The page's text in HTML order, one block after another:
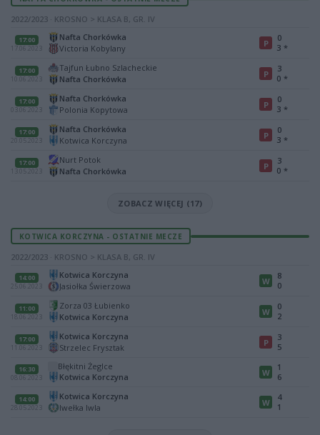
2022/2023 · KROSNO > KLASA B, GR. IV
17:00
17.06.2023
Nafta Chorkówka
Victoria Kobylany
P
0
3 *
17:00
10.06.2023
Tajfun Łubno Szlacheckie
Nafta Chorkówka
P
3
0 *
17:00
03.06.2023
Nafta Chorkówka
Polonia Kopytowa
P
0
3 *
17:00
20.05.2023
Nafta Chorkówka
Kotwica Korczyna
P
0
3 *
17:00
13.05.2023
Nurt Potok
Nafta Chorkówka
P
3
0 *
ZOBACZ WIĘCEJ (17)
KOTWICA KORCZYNA - OSTATNIE MECZE
2022/2023 · KROSNO > KLASA B, GR. IV
14:00
25.06.2023
Kotwica Korczyna
Jasiołka Świerzowa
W
8
0
11:00
18.06.2023
Zorza 03 Łubienko
Kotwica Korczyna
W
0
2
17:00
11.06.2023
Kotwica Korczyna
Strzelec Frysztak
P
3
5
16:30
08.06.2023
Błękitni Żeglce
Kotwica Korczyna
W
1
6
14:00
28.05.2023
Kotwica Korczyna
Iwełka Iwla
W
4
1